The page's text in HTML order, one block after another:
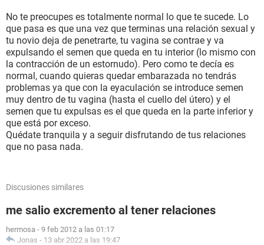
No te preocupes es totalmente normal lo que te sucede. Lo
que pasa es que una vez que terminas una relación sexual y
tu novio deja de penetrarte, tu vagina se contrae y va
expulsando el semen que queda en tu interior (lo mismo con
la contracción de un estornudo). Pero como te decía es
normal, cuando quieras quedar embarazada no tendrás
problemas ya que con la eyaculación se introduce semen
muy dentro de tu vagina (hasta el cuello del útero) y el
semen que tu expulsas es el que queda en la parte inferior y
que está por exceso.
Quédate tranquila y a seguir disfrutando de tus relaciones
que no pasa nada.
Discusiones similares
me salio excremento al tener relaciones
hermosa - 9 feb 2012 a las 01:17
Jonas - 13 abr 2022 a las 19:47